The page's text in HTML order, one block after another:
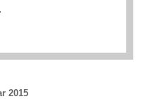
2015